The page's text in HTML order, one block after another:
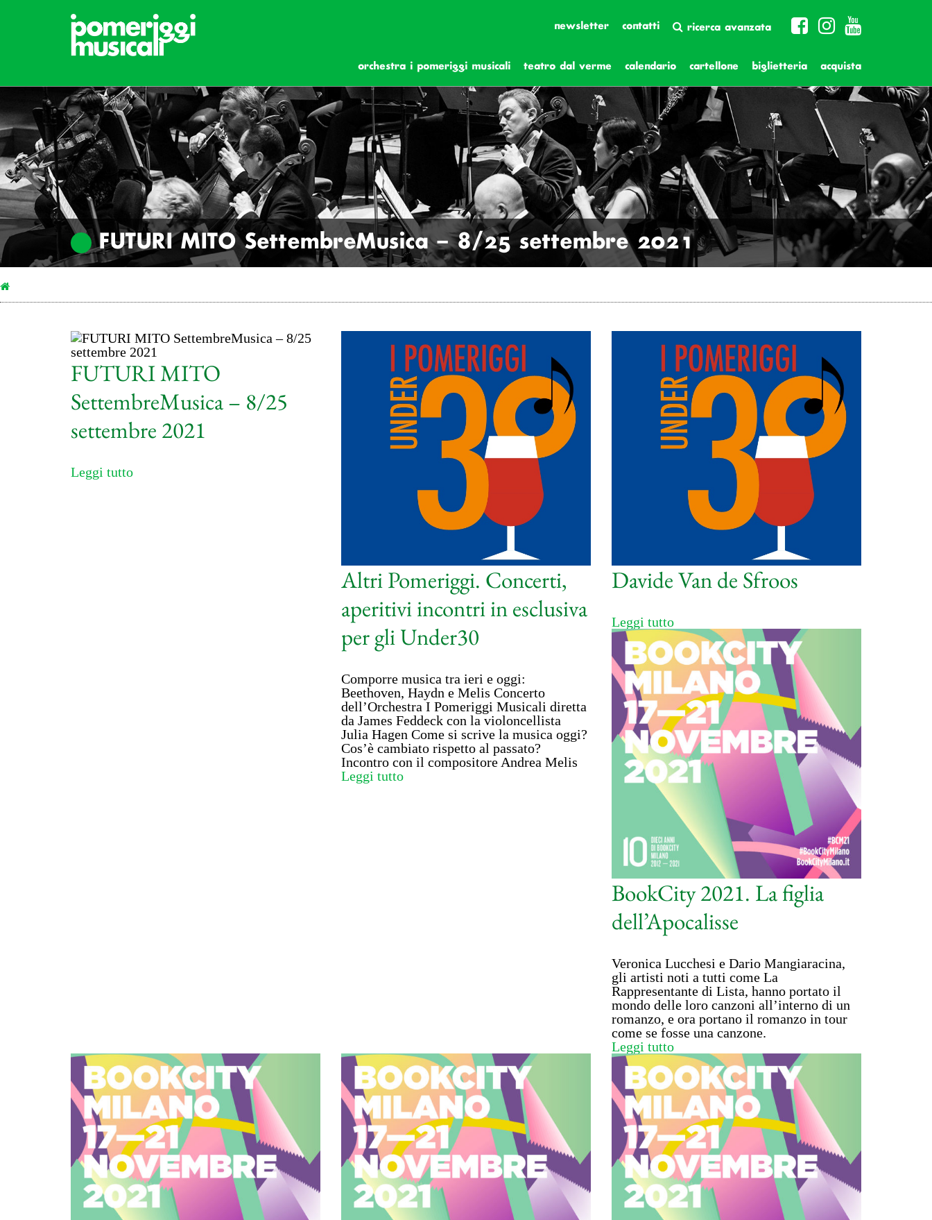
newsletter contatti ricerca avanzata
orchestra i pomeriggi musicali teatro dal verme calendario cartellone biglietteria acquista
FUTURI MITO SettembreMusica – 8/25 settembre 2021
FUTURI MITO
SettembreMusica – 8/25
settembre 2021
Leggi tutto
Altri Pomeriggi. Concerti,
aperitivi incontri in esclusiva
per gli Under30
Comporre musica tra ieri e oggi:
Beethoven, Haydn e Melis Concerto
dell’Orchestra I Pomeriggi Musicali diretta
da James Feddeck con la violoncellista
Julia Hagen Come si scrive la musica oggi?
Cos’è cambiato rispetto al passato?
Incontro con il compositore Andrea Melis
Leggi tutto
Davide Van de Sfroos
Leggi tutto
BookCity 2021. La figlia
dell’Apocalisse
Veronica Lucchesi e Dario Mangiaracina,
gli artisti noti a tutti come La
Rappresentante di Lista, hanno portato il
mondo delle loro canzoni all’interno di un
romanzo, e ora portano il romanzo in tour
come se fosse una canzone.
Leggi tutto